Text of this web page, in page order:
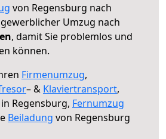
von Regensburg nach
Umzug nach
, damit Sie problemlos und
können.
Firmenumzug,
– & Klaviertransport,
in Regensburg, Fernumzug
Beiladung von Regensburg